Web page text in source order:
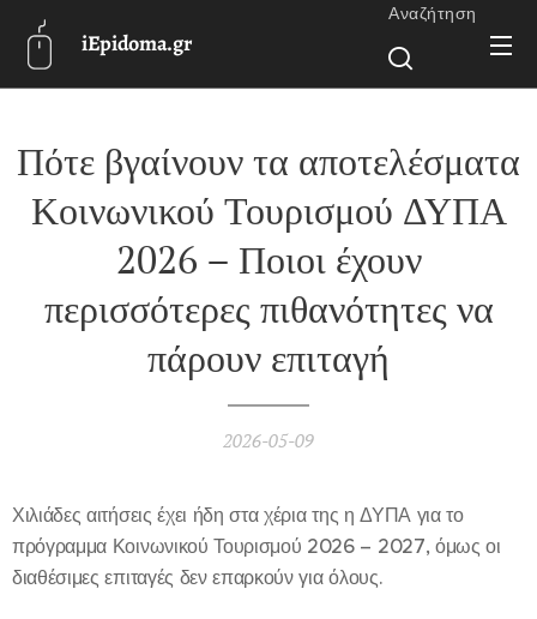
iEpidoma.gr
Αναζήτηση
Πότε βγαίνουν τα αποτελέσματα
Κοινωνικού Τουρισμού ΔΥΠΑ
2026 – Ποιοι έχουν
περισσότερες πιθανότητες να
πάρουν επιταγή
2026-05-09
Χιλιάδες αιτήσεις έχει ήδη στα χέρια της η ΔΥΠΑ για το
πρόγραμμα Κοινωνικού Τουρισμού 2026 – 2027, όμως οι
διαθέσιμες επιταγές δεν επαρκούν για όλους.